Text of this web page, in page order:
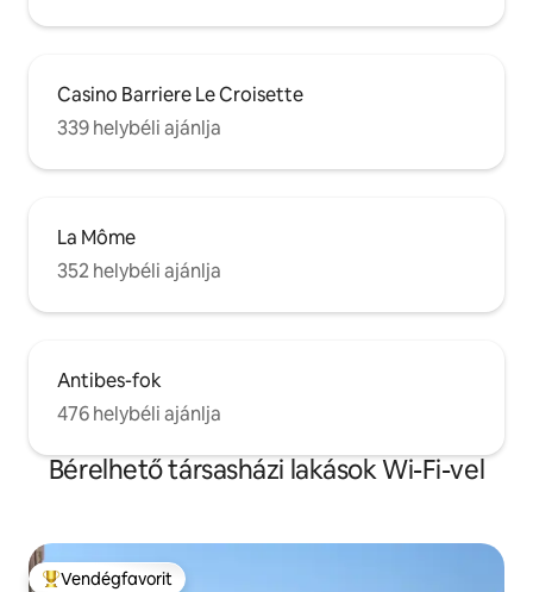
Casino Barriere Le Croisette
339 helybéli ajánlja
La Môme
352 helybéli ajánlja
Antibes-fok
476 helybéli ajánlja
Bérelhető társasházi lakások Wi-Fi-vel
Vendégfavorit